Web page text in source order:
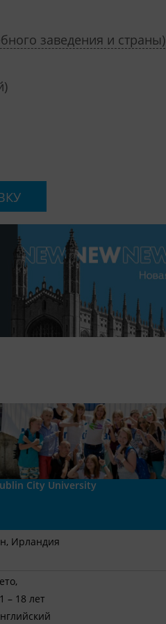
заведения и страны)
City University
Ирландия
,
– 18 лет